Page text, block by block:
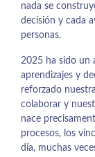
nada se
decisión y cada
personas.
2025 ha sido un
aprendizajes y
reforzado
colaborar y
nace
procesos, los
día, muchas